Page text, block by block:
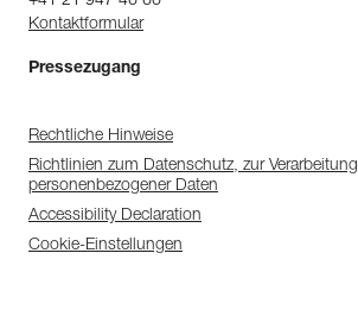
Kontaktformular
Pressezugang
Rechtliche Hinweise
Richtlinien zum Datenschutz, zur Verarbeitung
personenbezogener Daten
Accessibility Declaration
Cookie-Einstellungen